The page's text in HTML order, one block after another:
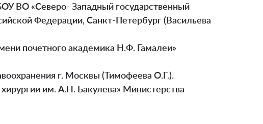
ВО «Северо- Западный государственный
Федерации, Санкт-Петербург (Васильева
почетного академика Н.Ф. Гамалеи»
г. Москвы (Тимофеева О.Г.).
им. А.Н. Бакулева» Министерства